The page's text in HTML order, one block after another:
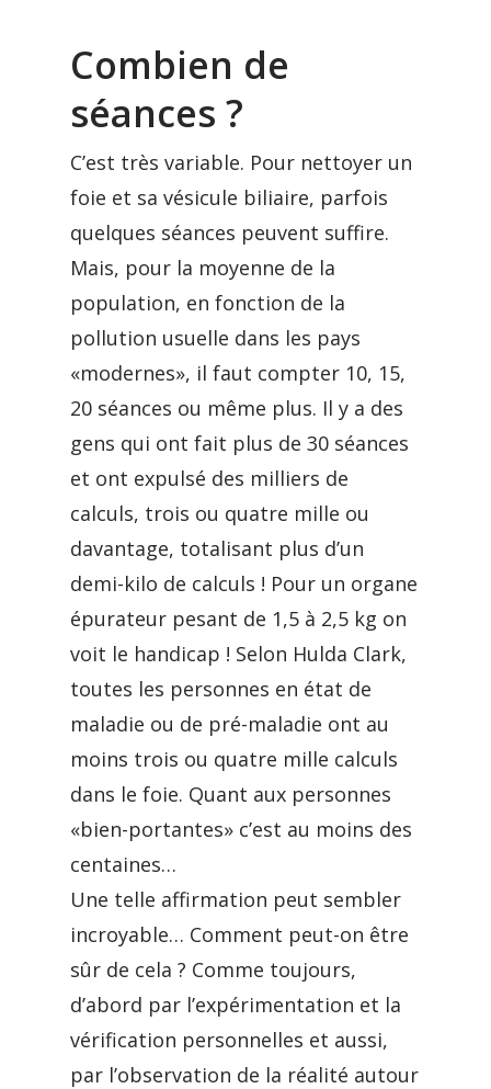
Combien de
séances ?
C’est très variable. Pour nettoyer un
foie et sa vésicule biliaire, parfois
quelques séances peuvent suffire.
Mais, pour la moyenne de la
population, en fonction de la
pollution usuelle dans les pays
«modernes», il faut compter 10, 15,
20 séances ou même plus. Il y a des
gens qui ont fait plus de 30 séances
et ont expulsé des milliers de
calculs, trois ou quatre mille ou
davantage, totalisant plus d’un
demi-kilo de calculs ! Pour un organe
épurateur pesant de 1,5 à 2,5 kg on
voit le handicap ! Selon Hulda Clark,
toutes les personnes en état de
maladie ou de pré-maladie ont au
moins trois ou quatre mille calculs
dans le foie. Quant aux personnes
«bien-portantes» c’est au moins des
centaines…
Une telle affirmation peut sembler
incroyable… Comment peut-on être
sûr de cela ? Comme toujours,
d’abord par l’expérimentation et la
vérification personnelles et aussi,
par l’observation de la réalité autour